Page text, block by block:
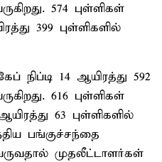
574 புள்ளிகள்
399 புள்ளிகளில்
நிப்டி 14 ஆயிரத்து 592
616 புள்ளிகள்
63 புள்ளிகளில்
பங்குச்சந்தை
முதலீட்டாளர்கள்